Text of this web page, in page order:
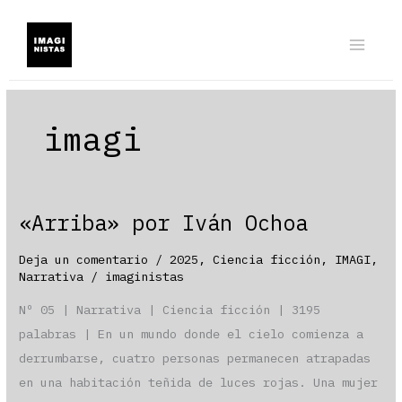
contenido
imagi
«Arriba» por Iván Ochoa
Deja un comentario /2025 ,Ciencia ficción , IMAGI,
Narrativa / imaginistas
Nº 05 | Narrativa | Ciencia ficción | 3195
palabras | En un mundo donde el cielo comienza a
derrumbarse, cuatro personas permanecen atrapadas
en una habitación teñida de luces rojas. Una mujer